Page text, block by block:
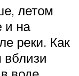
летом
и на
реки. Как
вблизи